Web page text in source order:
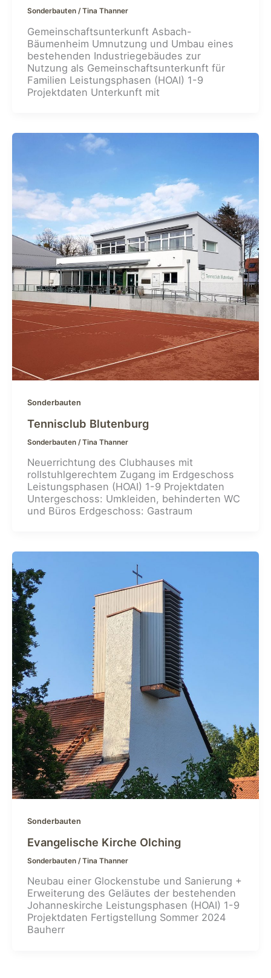
Sonderbauten/Tina Thanner
Gemeinschaftsunterkunft Asbach-
Bäumenheim Umnutzung und Umbau eines
bestehenden Industriegebäudes zur
Nutzung als Gemeinschaftsunterkunft für
Familien Leistungsphasen (HOAI) 1-9
Projektdaten Unterkunft mit
Sonderbauten
Tennisclub Blutenburg
Sonderbauten/Tina Thanner
Neuerrichtung des Clubhauses mit
rollstuhlgerechtem Zugang im Erdgeschoss
Leistungsphasen (HOAI) 1-9 Projektdaten
Untergeschoss: Umkleiden, behinderten WC
und Büros Erdgeschoss: Gastraum
Sonderbauten
Evangelische Kirche Olching
Sonderbauten/Tina Thanner
Neubau einer Glockenstube und Sanierung +
Erweiterung des Geläutes der bestehenden
Johanneskirche Leistungsphasen (HOAI) 1-9
Projektdaten Fertigstellung Sommer 2024
Bauherr